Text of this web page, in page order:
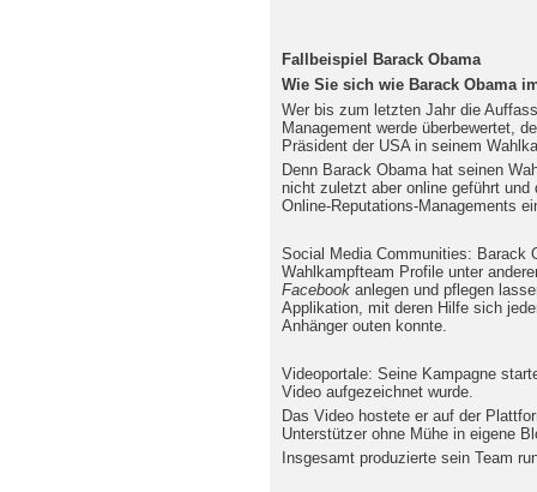
Fallbeispiel Barack Obama
Wie Sie sich wie Barack Obama
Wer bis zum letzten Jahr die
Management werde überbewertet,
Präsident der USA in seinem
Denn Barack Obama hat seinen
nicht zuletzt aber online geführt
Online-Reputations-Managements
Social Media Communities: Barack
Wahlkampfteam Profile unter
Facebook anlegen und pflegen
Applikation, mit deren Hilfe sich
Anhänger outen konnte.
Videoportale: Seine Kampagne
Video aufgezeichnet wurde.
Das Video hostete er auf der
Unterstützer ohne Mühe in eigene
Insgesamt produzierte sein Team